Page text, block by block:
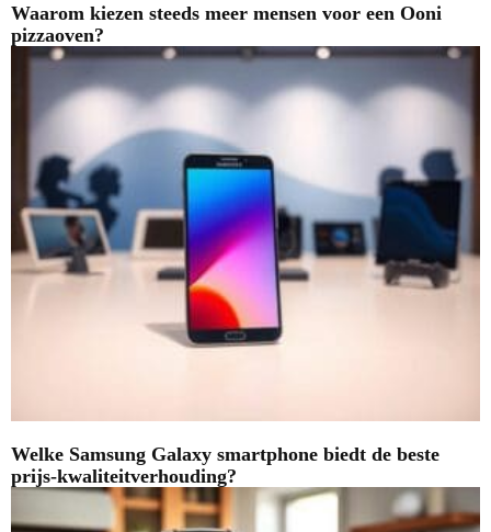
Waarom kiezen steeds meer mensen voor een Ooni
pizzaoven?
Welke Samsung Galaxy smartphone biedt de beste
prijs-kwaliteitverhouding?